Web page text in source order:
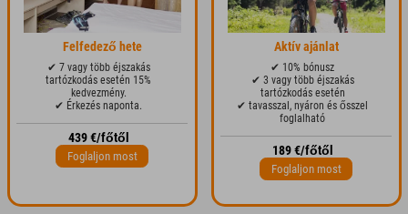
Felfedező hete
✔ 7 vagy több éjszakás
tartózkodás esetén 15%
kedvezmény.
✔ Érkezés naponta.
439 €/főtől
Foglaljon most
Aktív ajánlat
✔ 10% bónusz
✔ 3 vagy több éjszakás
tartózkodás esetén
✔ tavasszal, nyáron és ősszel
foglalható
189 €/főtől
Foglaljon most